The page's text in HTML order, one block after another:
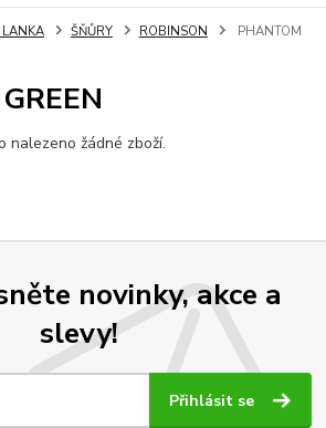
LANKA ŠŇŮRY ROBINSON
PHANTOM
žádné zboží.
novinky, akce a
slevy!
Přihlásit se